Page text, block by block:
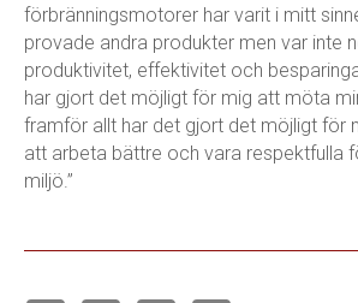
förbränningsmotorer har varit i mitt
provade andra produkter men var inte
produktivitet, effektivitet och
har gjort det möjligt för mig att möta
framför allt har det gjort det möjligt för
att arbeta bättre och vara respektfulla
miljö.”